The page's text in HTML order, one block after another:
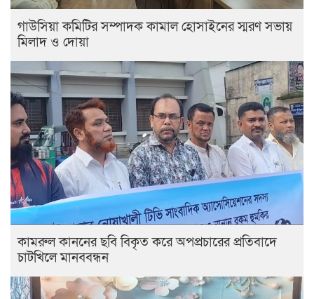
গাউসিয়া কমিটির সম্পাদক কামাল হোসাইনের স্মরণ সভায়
মিলাদ ও দোয়া
কামরুল কাননের ছবি বিকৃত করে অপপ্রচারের প্রতিবাদে
চাটখিলে মানববন্ধন